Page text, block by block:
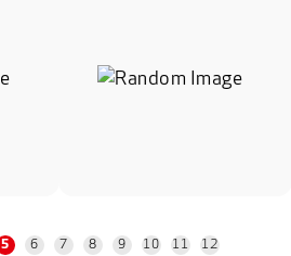
5 6 7 8 9 10 11 12